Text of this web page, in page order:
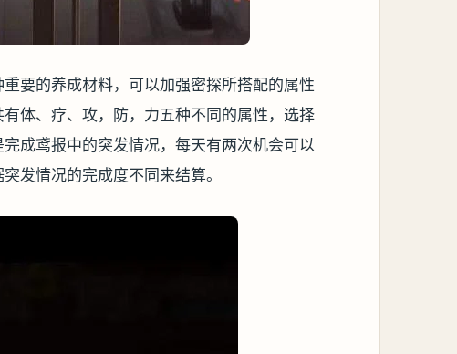
要的养成材料，可以加强密探所搭配的属性
体、疗、攻，防，力五种不同的属性，选择
成鸢报中的突发情况，每天有两次机会可以
发情况的完成度不同来结算。